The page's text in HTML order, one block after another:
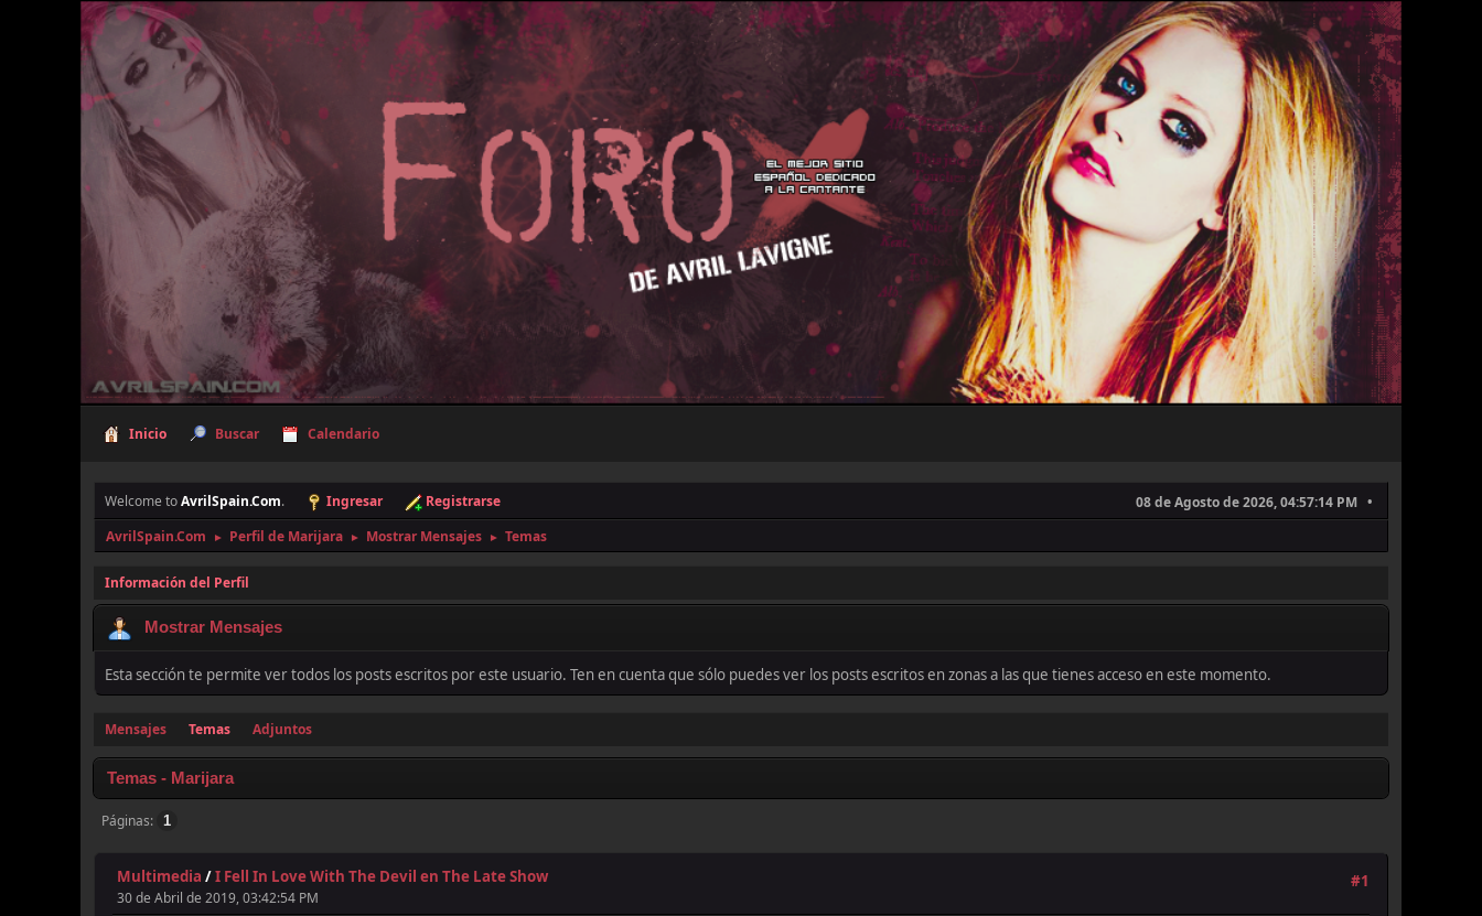
Inicio Buscar Calendario
Welcome toAvrilSpain.Com. Ingresar Registrarse
08 de Agosto de 2026, 04:57:14 PM
AvrilSpain.Com
► Perfil de Marijara ► Mostrar Mensajes ► Temas
Información del Perfil
Mostrar Mensajes
Esta sección te permite ver todos los posts escritos por este usuario. Ten en cuenta que sólo puedes ver los posts escritos en zonas a las que tienes acceso en este momento.
Mensajes Temas Adjuntos
Temas - Marijara
Páginas 1
#1
Multimedia /I Fell In Love With The Devil en The Late Show
30 de Abril de 2019, 03:42:54 PM